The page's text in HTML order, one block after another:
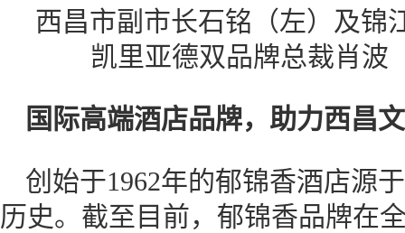
西昌市副市长石铭（左）及锦
凯里亚德双品牌总裁肖波
国际高端酒店品牌，助力西昌
创始于1962年的郁锦香酒店源
历史。截至目前，郁锦香品牌在